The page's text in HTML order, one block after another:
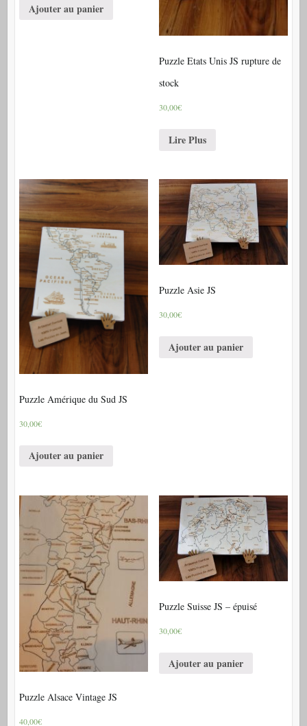
Ajouter au panier
Puzzle Etats Unis JS rupture de
stock
30,00€
Lire Plus
Puzzle Amérique du Sud JS
30,00€
Ajouter au panier
Puzzle Asie JS
30,00€
Ajouter au panier
Puzzle Alsace Vintage JS
40,00€
Puzzle Suisse JS – épuisé
30,00€
Ajouter au panier